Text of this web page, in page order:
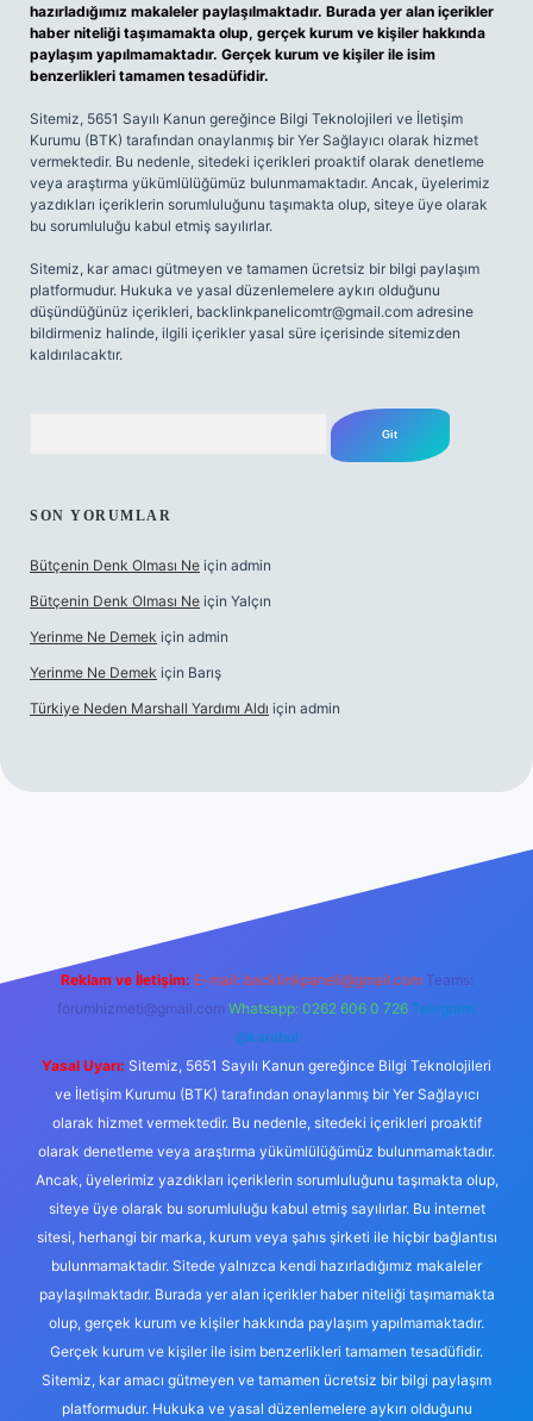
hazırladığımız makaleler paylaşılmaktadır. Burada yer alan içerikler
haber niteliği taşımamakta olup, gerçek kurum ve kişiler hakkında
paylaşım yapılmamaktadır. Gerçek kurum ve kişiler ile isim
benzerlikleri tamamen tesadüfidir.
Sitemiz, 5651 Sayılı Kanun gereğince Bilgi Teknolojileri ve İletişim
Kurumu (BTK) tarafından onaylanmış bir Yer Sağlayıcı olarak hizmet
vermektedir. Bu nedenle, sitedeki içerikleri proaktif olarak denetleme
veya araştırma yükümlülüğümüz bulunmamaktadır. Ancak, üyelerimiz
yazdıkları içeriklerin sorumluluğunu taşımakta olup, siteye üye olarak
bu sorumluluğu kabul etmiş sayılırlar.
Sitemiz, kar amacı gütmeyen ve tamamen ücretsiz bir bilgi paylaşım
platformudur. Hukuka ve yasal düzenlemelere aykırı olduğunu
düşündüğünüz içerikleri, backlinkpanelicomtr@gmail.com adresine
bildirmeniz halinde, ilgili içerikler yasal süre içerisinde sitemizden
kaldırılacaktır.
SON YORUMLAR
Bütçenin Denk Olması Ne için admin
Bütçenin Denk Olması Ne için Yalçın
Yerinme Ne Demek için admin
Yerinme Ne Demek için Barış
Türkiye Neden Marshall Yardımı Aldı için admin
Reklam ve İletişim: E-mail: backlinkpaneli@gmail.com Teams:
forumhizmeti@gmail.com Whatsapp: 0262 606 0 726 Telegram:
@karabul
Yasal Uyarı: Sitemiz, 5651 Sayılı Kanun gereğince Bilgi Teknolojileri
ve İletişim Kurumu (BTK) tarafından onaylanmış bir Yer Sağlayıcı
olarak hizmet vermektedir. Bu nedenle, sitedeki içerikleri proaktif
olarak denetleme veya araştırma yükümlülüğümüz bulunmamaktadır.
Ancak, üyelerimiz yazdıkları içeriklerin sorumluluğunu taşımakta olup,
siteye üye olarak bu sorumluluğu kabul etmiş sayılırlar. Bu internet
sitesi, herhangi bir marka, kurum veya şahıs şirketi ile hiçbir bağlantısı
bulunmamaktadır. Sitede yalnızca kendi hazırladığımız makaleler
paylaşılmaktadır. Burada yer alan içerikler haber niteliği taşımamakta
olup, gerçek kurum ve kişiler hakkında paylaşım yapılmamaktadır.
Gerçek kurum ve kişiler ile isim benzerlikleri tamamen tesadüfidir.
Sitemiz, kar amacı gütmeyen ve tamamen ücretsiz bir bilgi paylaşım
platformudur. Hukuka ve yasal düzenlemelere aykırı olduğunu